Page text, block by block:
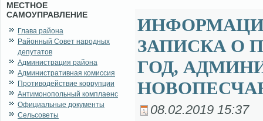
МЕСТНОЕ
САМОУПРАВЛЕНИЕ
Глава района
Районный Совет народных
депутатов
Администрация района
Административная комиссия
Противодействие коррупции
Антимонопольный комплаенс
Официальные документы
Сельсоветы
ЗАПИСКА О
ГОД,
08.02.2019 15:37